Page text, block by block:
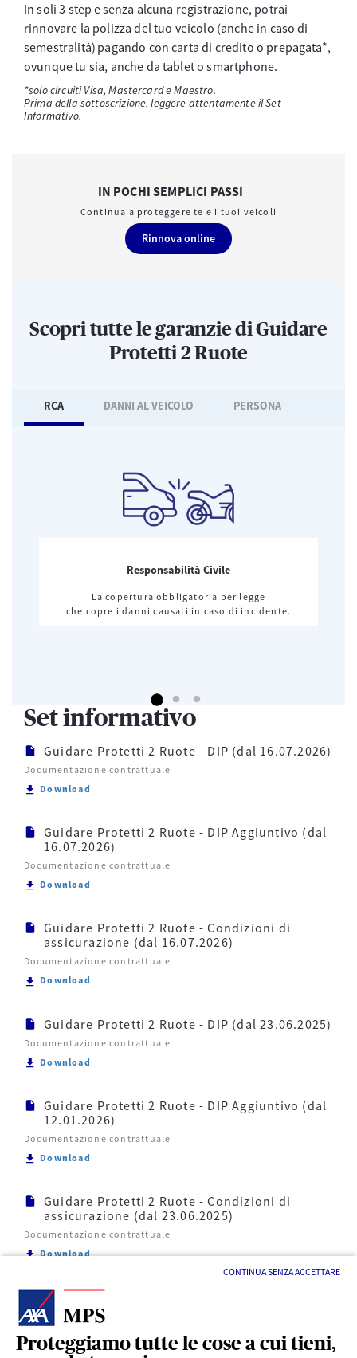
Proteggiamo tutte le cose a cui tieni,
CONTINUA SENZA ACCETTARE
In soli 3 step e senza alcuna registrazione, potrai
rinnovare la polizza del tuo veicolo (anche in caso di
semestralità) pagando con carta di credito o prepagata*,
ovunque tu sia, anche da tablet o smartphone.
*solo circuiti Visa, Mastercard e Maestro.
Prima della sottoscrizione, leggere attentamente il Set
Informativo.
IN POCHI SEMPLICI PASSI
Continua a proteggere te e i tuoi veicoli
Rinnova online
Scopri tutte le garanzie di Guidare
Protetti 2 Ruote
RCA DANNI AL VEICOLO PERSONA
Responsabilità Civile
La copertura obbligatoria per legge
che copre i danni causati in caso di incidente.
Set informativo
Guidare Protetti 2 Ruote - DIP (dal 16.07.2026)
Documentazione contrattuale
Download
Guidare Protetti 2 Ruote - DIP Aggiuntivo (dal
16.07.2026)
Documentazione contrattuale
Download
Guidare Protetti 2 Ruote - Condizioni di
assicurazione (dal 16.07.2026)
Documentazione contrattuale
Download
Guidare Protetti 2 Ruote - DIP (dal 23.06.2025)
Documentazione contrattuale
Download
Guidare Protetti 2 Ruote - DIP Aggiuntivo (dal
12.01.2026)
Documentazione contrattuale
Download
Guidare Protetti 2 Ruote - Condizioni di
assicurazione (dal 23.06.2025)
Documentazione contrattuale
DownloadScarica Guidare Protetti 2 Ruote - Condizioni di